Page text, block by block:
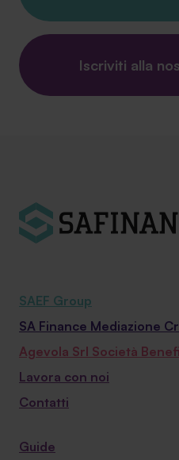
Iscriviti alla
SAEF Group
SA Finance Mediazione
Agevola Srl Società
Lavora con noi
Contatti
Guide